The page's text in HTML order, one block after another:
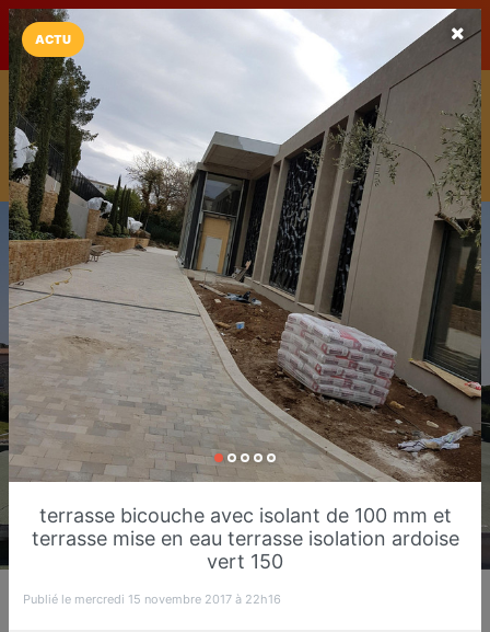
LaCarte LaCarte sur
Play Store
Téléchargez gratuitement l'app LaCarte pour suivre vos
commerces favoris et ne rien rater !
Télécharger Plus tard
Said Étanchéité 83
ACTU
terrasse bicouche avec isolant de 100 mm et
terrasse mise en eau terrasse isolation ardoise
vert 150
Publié le mercredi 15 novembre 2017 à 22h16